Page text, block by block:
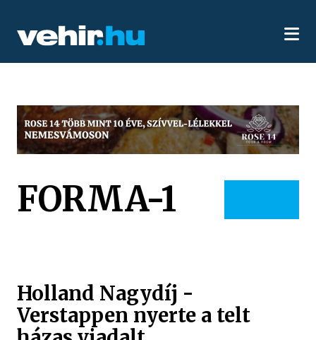
FORMA-1
Holland Nagydíj -
Verstappen nyerte a telt